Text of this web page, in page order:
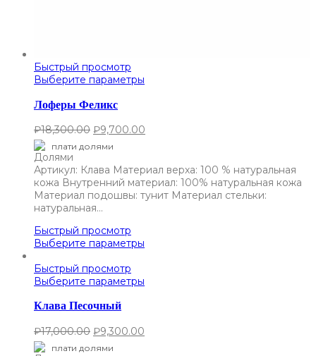
Быстрый просмотр
Выберите параметры
Лоферы Феликс
₽18,300.00 ₽9,700.00
плати долями
Артикул: Клава Материал верха: 100 % натуральная
кожа Внутренний материал: 100% натуральная кожа
Материал подошвы: тунит Материал стельки:
натуральная…
Быстрый просмотр
Выберите параметры
Быстрый просмотр
Выберите параметры
Клава Песочный
₽17,000.00 ₽9,300.00
плати долями